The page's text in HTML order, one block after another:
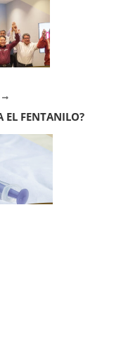
EL FENTANILO?